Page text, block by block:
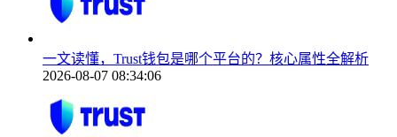
一文读懂，Trust钱包是哪个平台的？核心属性全解析
2026-08-07 08:34:06